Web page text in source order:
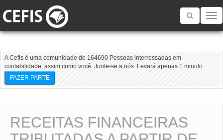
Toggle
A Cefis é uma comunidade de 164690 Pessoas interressadas em
contabilidade, assim como você. Junte-se a nós. Levará apenas 1 minuto:
FAZER PARTE
RECEITAS FINANCEIRAS